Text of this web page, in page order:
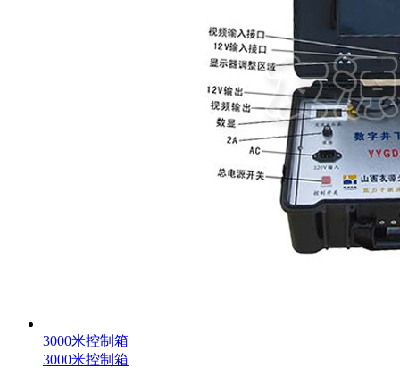
3000米控制箱
3000米控制箱